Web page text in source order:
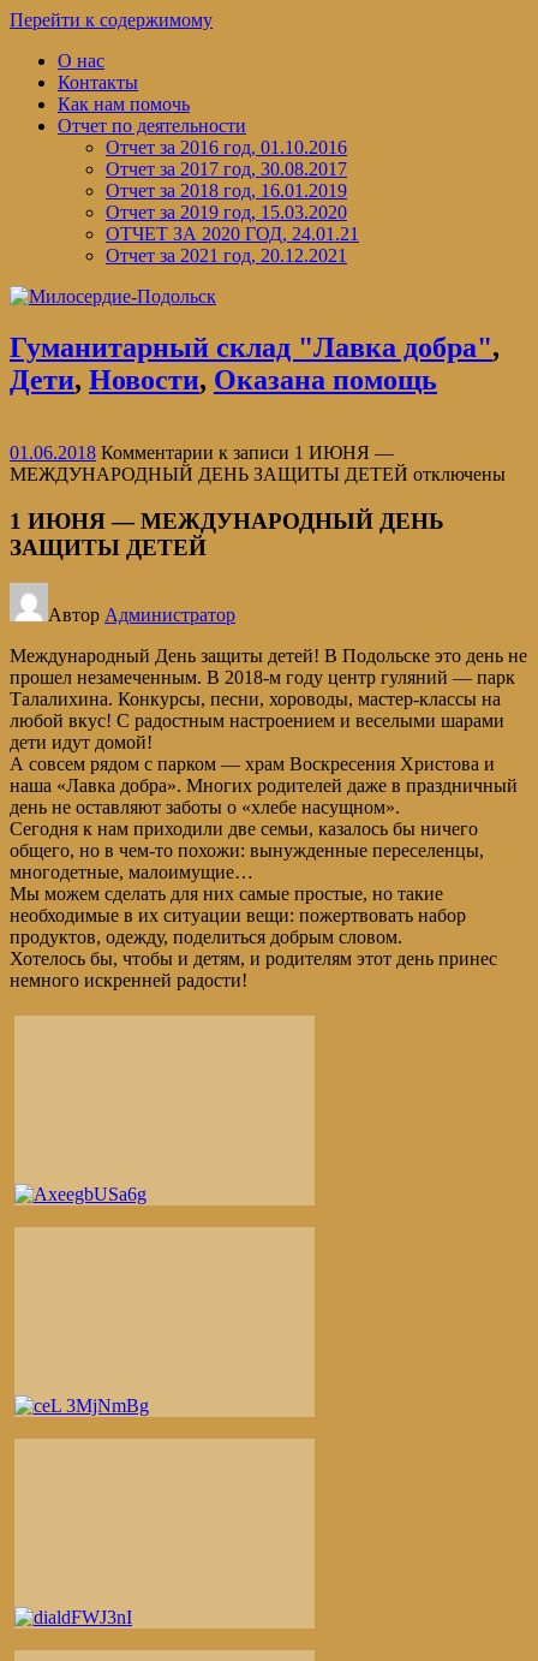
Перейти к содержимому
О нас
Контакты
Как нам помочь
Отчет по деятельности
Отчет за 2016 год, 01.10.2016
Отчет за 2017 год, 30.08.2017
Отчет за 2018 год, 16.01.2019
Отчет за 2019 год, 15.03.2020
ОТЧЕТ ЗА 2020 ГОД, 24.01.21
Отчет за 2021 год, 20.12.2021
Гуманитарный склад "Лавка добра",
Дети, Новости, Оказана помощь
01.06.2018 Комментарии к записи 1 ИЮНЯ —
МЕЖДУНАРОДНЫЙ ДЕНЬ ЗАЩИТЫ ДЕТЕЙ отключены
1 ИЮНЯ — МЕЖДУНАРОДНЫЙ ДЕНЬ
ЗАЩИТЫ ДЕТЕЙ
Автор Администратор
Международный День защиты детей! В Подольске это день не
прошел незамеченным. В 2018-м году центр гуляний — парк
Талалихина. Конкурсы, песни, хороводы, мастер-классы на
любой вкус! С радостным настроением и веселыми шарами
дети идут домой!
А совсем рядом с парком — храм Воскресения Христова и
наша «Лавка добра». Многих родителей даже в праздничный
день не оставляют заботы о «хлебе насущном».
Сегодня к нам приходили две семьи, казалось бы ничего
общего, но в чем-то похожи: вынужденные переселенцы,
многодетные, малоимущие…
Мы можем сделать для них самые простые, но такие
необходимые в их ситуации вещи: пожертвовать набор
продуктов, одежду, поделиться добрым словом.
Хотелось бы, чтобы и детям, и родителям этот день принес
немного искренней радости!